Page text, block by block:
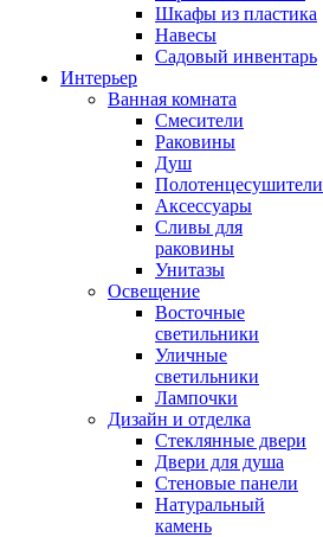
Шкафы из пластика
Навесы
Садовый инвентарь
Интерьер
Ванная комната
Смесители
Раковины
Душ
Полотенцесушители
Аксессуары
Сливы для
раковины
Унитазы
Освещение
Восточные
светильники
Уличные
светильники
Лампочки
Дизайн и отделка
Стеклянные двери
Двери для душа
Стеновые панели
Натуральный
камень